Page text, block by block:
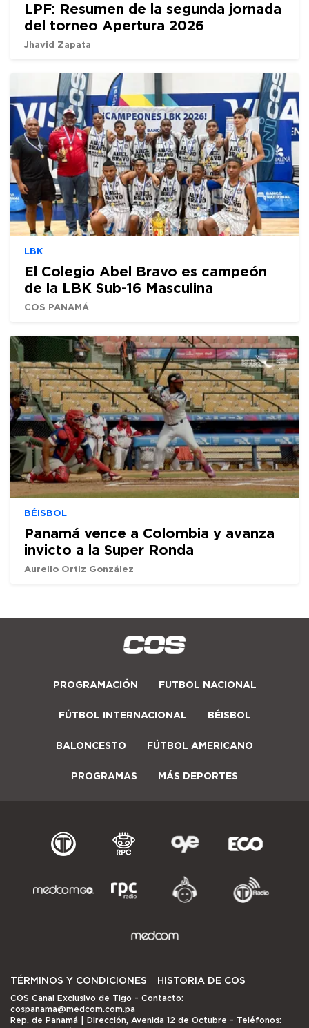
LPF: Resumen de la segunda jornada
del torneo Apertura 2026
Jhavid Zapata
LBK
El Colegio Abel Bravo es campeón
de la LBK Sub-16 Masculina
COS PANAMÁ
BÉISBOL
Panamá vence a Colombia y avanza
invicto a la Super Ronda
Aurelio Ortiz González
PROGRAMACIÓN FUTBOL NACIONAL
FÚTBOL INTERNACIONAL BÉISBOL
BALONCESTO FÚTBOL AMERICANO
PROGRAMAS MÁS DEPORTES
TÉRMINOS Y CONDICIONES HISTORIA DE COS
COS Canal Exclusivo de Tigo - Contacto:
cospanama@medcom.com.pa
Rep. de Panamá | Dirección, Avenida 12 de Octubre - Teléfonos: